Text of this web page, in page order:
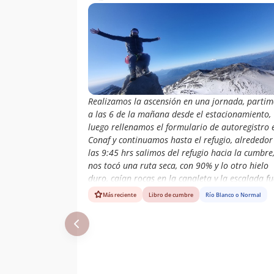
Redlich
Stephanie Epple
25/03/18
Nico Portiño
01/03/18
Diego Figueroa
Amunategui
27/11/17
Mauricio
Martinez Hurtado
26/09/17
Marcel Duhart
Gallardo
17/09/17
Claudio Rosas
Gabriel Muñoz
Sergio Larrondo
Realizamos la ascensión en una jornada,
a las 6 de la mañana desde el estacionamiento,
luego rellenamos el formulario de autoregistro
Conaf y continuamos hasta el refugio,
las 9:45 hrs salimos del refugio hacia la cumbre,
nos tocó una ruta seca, con 90% y lo otro hielo
duro, caían rocas en la canaleta y la escalada
compleja debido a viento puelche y fuertes
nos demoramos por esto último pero llegamos a
cumbre a las 15:40 hrs para luego realizar una
rapel y emprender el descenso hacia el auto
Más reciente Libro de cumbre Río Blanco o Normal